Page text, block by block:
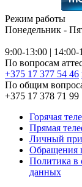
Режим работы
Понедельник -
9:00-13:00 | 14:00-
По вопросам
+375 17 377 54 46
По общим
+375 17 378 71 99
Горячая
Прямая
Личный
Обращения
Политика в
данных